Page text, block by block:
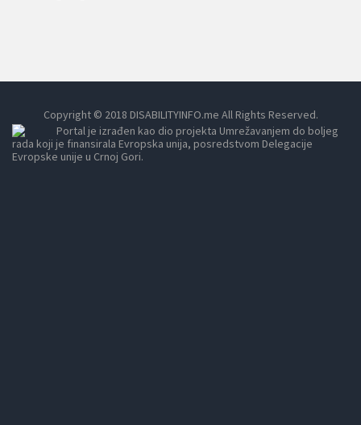
Copyright © 2018 DISABILITYINFO.me All Rights Reserved.
Portal je izrađen kao dio projekta Umrežavanjem do boljeg
rada koji je finansirala Evropska unija, posredstvom Delegacije
Evropske unije u Crnoj Gori.